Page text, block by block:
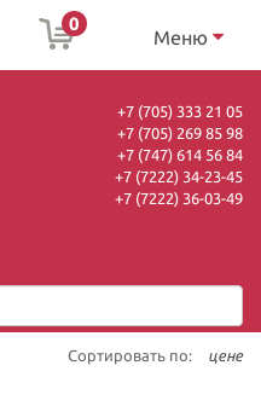
0
Меню
+7 (705) 333 21 05
+7 (705) 269 85 98
+7 (747) 614 56 84
+7 (7222) 34-23-45
+7 (7222) 36-03-49
Сортировать по: цене